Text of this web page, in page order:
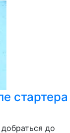
стартера
до